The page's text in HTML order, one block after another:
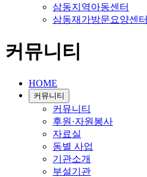
삼동지역아동센터
삼동재가방문요양센터
커뮤니티
HOME
커뮤니티
커뮤니티
후원·자원봉사
자료실
동별 사업
기관소개
부설기관